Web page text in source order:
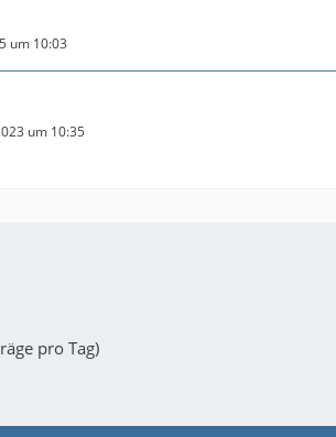
um 10:03
um 10:35
pro Tag)